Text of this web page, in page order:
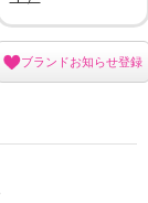
ブランドお知らせ登録